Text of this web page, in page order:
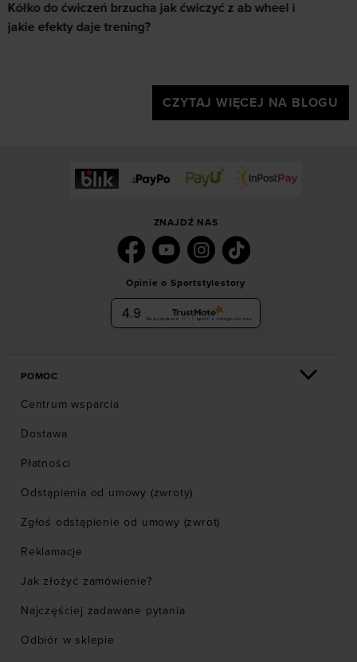
Orienteering - biegi na orientację. Jak zacząć, jak
czytać mapę i jaki sprzęt wybrać?
CZYTAJ WIĘCEJ NA BLOGU
ZNAJDŹ NAS
Opinie o Sportstylestory
4.9 Na podstawie 6036 opinii z całego okresu
POMOC
Centrum wsparcia
Dostawa
Płatności
Odstąpienia od umowy (zwroty)
Zgłoś odstąpienie od umowy (zwrot)
Reklamacje
Jak złożyć zamówienie?
Najczęściej zadawane pytania
Odbiór w sklepie